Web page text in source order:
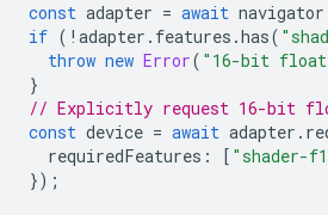
const adapter = await navigator
if ( ! adapter . features .has(
throw new Error( "16-bit
}
// Explicitly request 16-bit
const device = await adapter .
requiredFeatures : [ "shader-
});